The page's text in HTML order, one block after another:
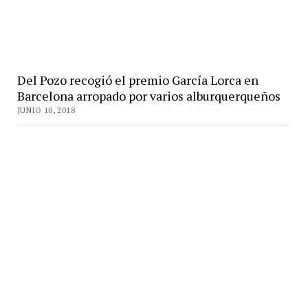
Del Pozo recogió el premio García Lorca en
Barcelona arropado por varios alburquerqueños
JUNIO 10, 2018